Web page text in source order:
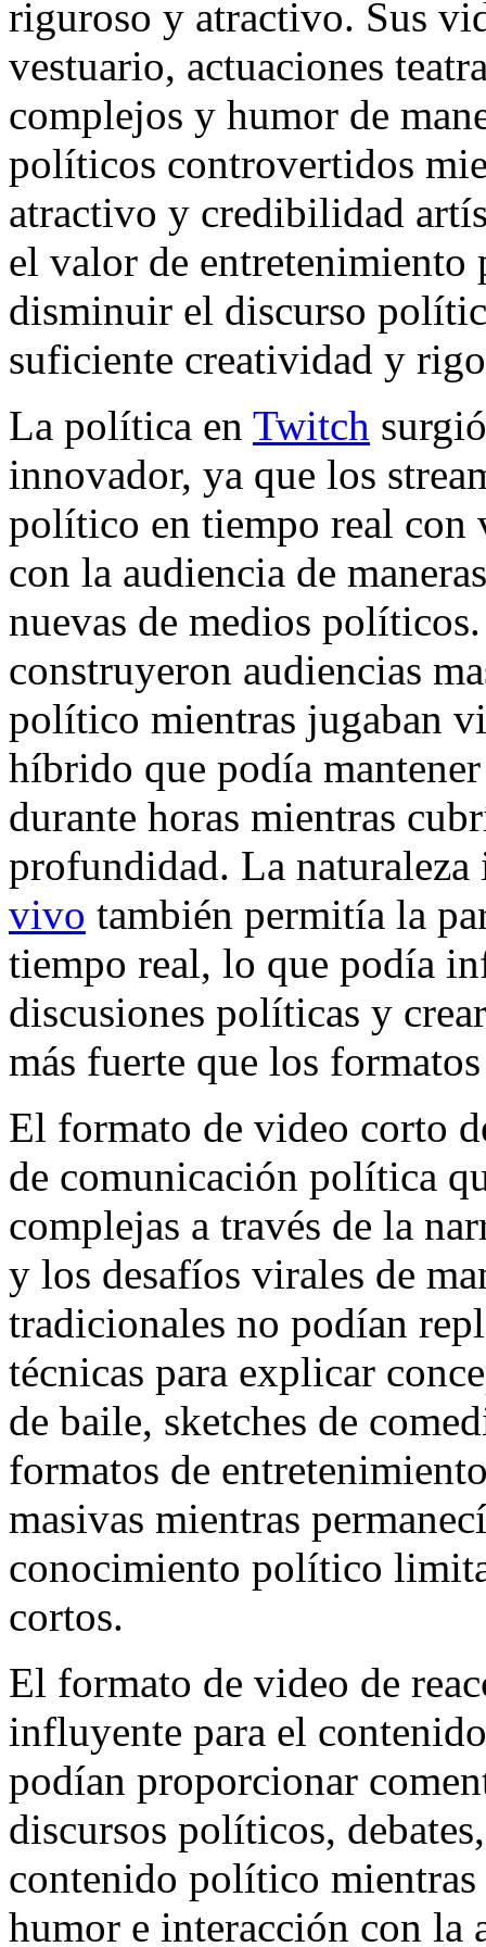
riguroso y atractivo. Sus
vestuario, actuaciones
complejos y humor de
políticos controvertidos
atractivo y credibilidad
el valor de entretenimiento
disminuir el discurso
suficiente creatividad y
La política en Twitch
innovador, ya que los
político en tiempo real con
con la audiencia de
nuevas de medios
construyeron audiencias
político mientras jugaban
híbrido que podía
durante horas mientras
profundidad. La
vivo también permitía la
tiempo real, lo que podía
discusiones políticas y
más fuerte que los
El formato de video corto
de comunicación política
complejas a través de la
y los desafíos virales de
tradicionales no podían
técnicas para explicar
de baile, sketches de
formatos de
masivas mientras
conocimiento político
cortos.
El formato de video de
influyente para el
podían proporcionar
discursos políticos,
contenido político
humor e interacción con la